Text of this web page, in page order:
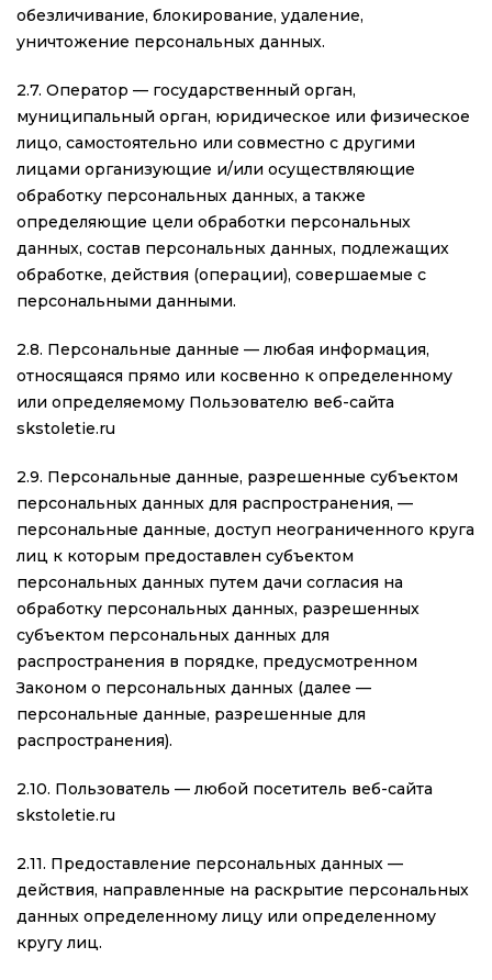
обезличивание, блокирование, удаление,
уничтожение персональных данных.
2.7. Оператор — государственный орган,
муниципальный орган, юридическое или физическое
лицо, самостоятельно или совместно с другими
лицами организующие и/или осуществляющие
обработку персональных данных, а также
определяющие цели обработки персональных
данных, состав персональных данных, подлежащих
обработке, действия (операции), совершаемые с
персональными данными.
2.8. Персональные данные — любая информация,
относящаяся прямо или косвенно к определенному
или определяемому Пользователю веб-сайта
skstoletie.ru
2.9. Персональные данные, разрешенные субъектом
персональных данных для распространения, —
персональные данные, доступ неограниченного круга
лиц к которым предоставлен субъектом
персональных данных путем дачи согласия на
обработку персональных данных, разрешенных
субъектом персональных данных для
распространения в порядке, предусмотренном
Законом о персональных данных (далее —
персональные данные, разрешенные для
распространения).
2.10. Пользователь — любой посетитель веб-сайта
skstoletie.ru
2.11. Предоставление персональных данных —
действия, направленные на раскрытие персональных
данных определенному лицу или определенному
кругу лиц.